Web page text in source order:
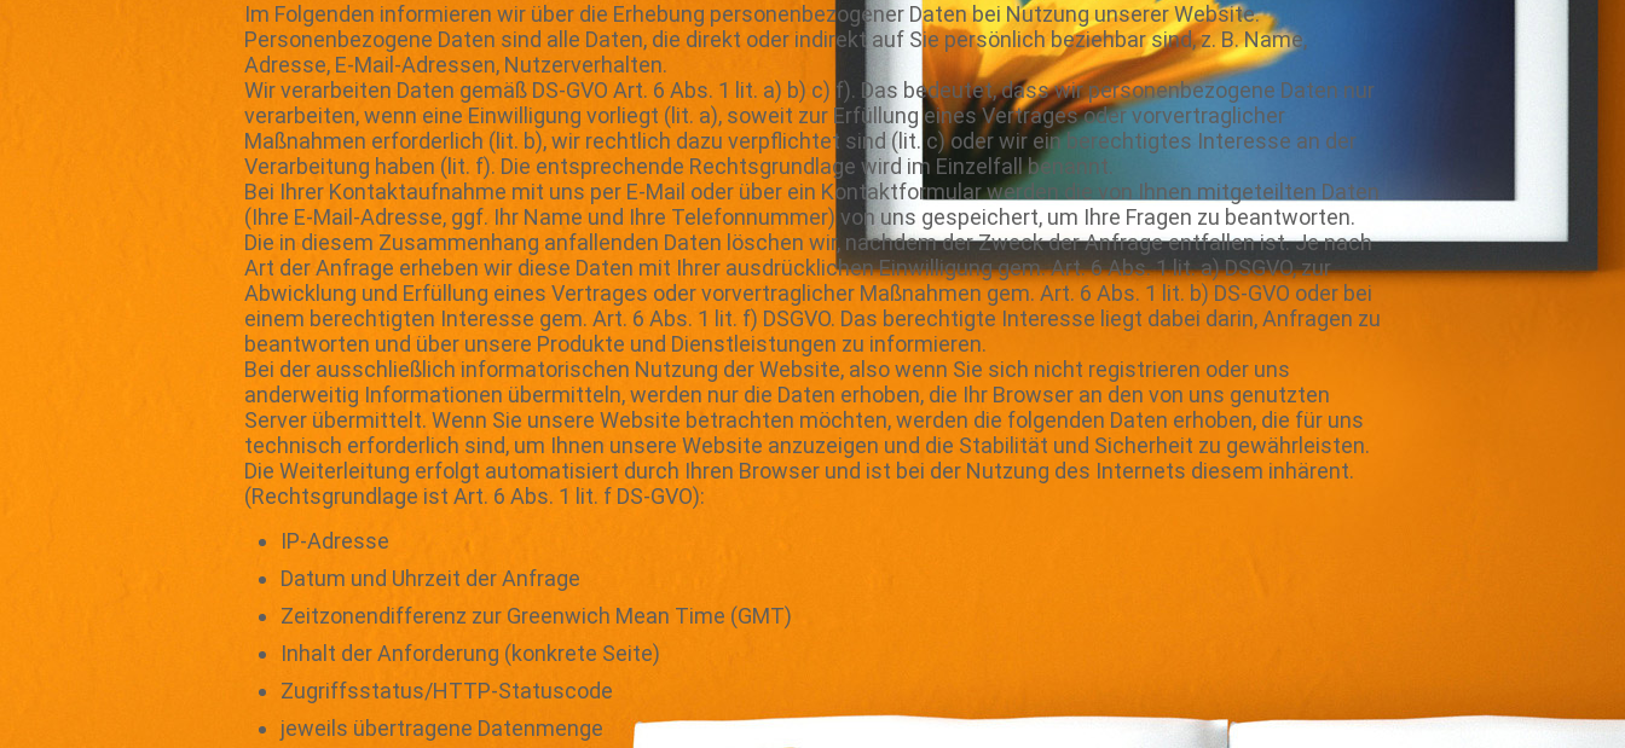
Im Folgenden informieren wir über die Erhebung personenbezogener Daten bei Nutzung unserer Website.
Personenbezogene Daten sind alle Daten, die direkt oder indirekt auf Sie persönlich beziehbar sind, z. B. Name,
Adresse, E-Mail-Adressen, Nutzerverhalten.
Wir verarbeiten Daten gemäß DS-GVO Art. 6 Abs. 1 lit. a) b) c) f). Das bedeutet, dass wir personenbezogene Daten nur
verarbeiten, wenn eine Einwilligung vorliegt (lit. a), soweit zur Erfüllung eines Vertrages oder vorvertraglicher
Maßnahmen erforderlich (lit. b), wir rechtlich dazu verpflichtet sind (lit. c) oder wir ein berechtigtes Interesse an der
Verarbeitung haben (lit. f). Die entsprechende Rechtsgrundlage wird im Einzelfall benannt.
Bei Ihrer Kontaktaufnahme mit uns per E-Mail oder über ein Kontaktformular werden die von Ihnen mitgeteilten Daten
(Ihre E-Mail-Adresse, ggf. Ihr Name und Ihre Telefonnummer) von uns gespeichert, um Ihre Fragen zu beantworten.
Die in diesem Zusammenhang anfallenden Daten löschen wir, nachdem der Zweck der Anfrage entfallen ist. Je nach
Art der Anfrage erheben wir diese Daten mit Ihrer ausdrücklichen Einwilligung gem. Art. 6 Abs. 1 lit. a) DSGVO, zur
Abwicklung und Erfüllung eines Vertrages oder vorvertraglicher Maßnahmen gem. Art. 6 Abs. 1 lit. b) DS-GVO oder bei
einem berechtigten Interesse gem. Art. 6 Abs. 1 lit. f) DSGVO. Das berechtigte Interesse liegt dabei darin, Anfragen zu
beantworten und über unsere Produkte und Dienstleistungen zu informieren.
Bei der ausschließlich informatorischen Nutzung der Website, also wenn Sie sich nicht registrieren oder uns
anderweitig Informationen übermitteln, werden nur die Daten erhoben, die Ihr Browser an den von uns genutzten
Server übermittelt. Wenn Sie unsere Website betrachten möchten, werden die folgenden Daten erhoben, die für uns
technisch erforderlich sind, um Ihnen unsere Website anzuzeigen und die Stabilität und Sicherheit zu gewährleisten.
Die Weiterleitung erfolgt automatisiert durch Ihren Browser und ist bei der Nutzung des Internets diesem inhärent.
(Rechtsgrundlage ist Art. 6 Abs. 1 lit. f DS-GVO):
IP-Adresse
Datum und Uhrzeit der Anfrage
Zeitzonendifferenz zur Greenwich Mean Time (GMT)
Inhalt der Anforderung (konkrete Seite)
Zugriffsstatus/HTTP-Statuscode
jeweils übertragene Datenmenge